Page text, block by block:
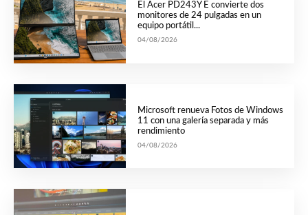
El Acer PD243Y E convierte dos
monitores de 24 pulgadas en un
equipo portátil...
04/08/2026
Microsoft renueva Fotos de Windows
11 con una galería separada y más
rendimiento
04/08/2026